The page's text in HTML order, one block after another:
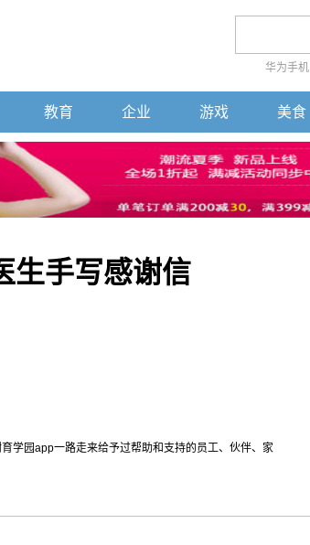
华为手机
教育 企业 游戏 美食
生手写感谢信
学园app一路走来给予过帮助和支持的员工、伙伴、家